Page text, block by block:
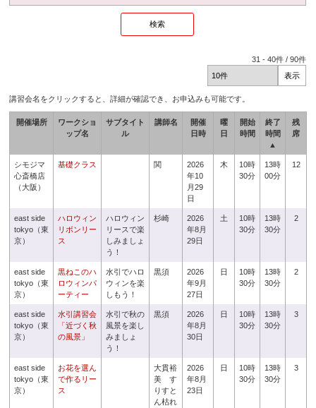
31 -40件 /90件
講習会名をクリックすると、詳細が確認でき、お申込みも可能です。
開催場所
ワークショ
ップ名
サブタイト
ル
講師名
開催
日時
曜
日
開始
時間
終了
時間
▲
残
席
シモジマ
心斎橋店
（大阪）
基礎クラス 関
2026
年10
月29
日
木
10時
30分
13時
00分
12
east side
tokyo（東
京）
ハロウィン
リボンリー
ス
ハロウィン
リースで楽
しみましょ
う！
杉崎
2026
年8月
29日
土
10時
30分
13時
30分
2
east side
tokyo（東
京）
黒ねこのハ
ロウィンパ
ーティー
水引でハロ
ウィンを楽
しもう！
黒須
2026
年9月
27日
日
10時
30分
13時
30分
2
east side
tokyo（東
京）
水引講習会
「近づく秋
の風景」
水引で秋の
風景を楽し
みましょ
う！
黒須
2026
年8月
30日
日
10時
30分
13時
30分
3
east side
tokyo（東
京）
お花を選ん
で作るリー
ス
大貫裕
美 す
りすと
ん枯れ
2026
年8月
23日
日
10時
30分
13時
30分
3